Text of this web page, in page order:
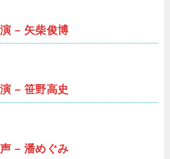
– 矢柴俊博
– 笹野高史
– 潘めぐみ